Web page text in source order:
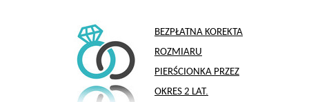
BEZPŁATNA KOREKTA
ROZMIARU
PIERŚCIONKA PRZEZ
OKRES 2 LAT.